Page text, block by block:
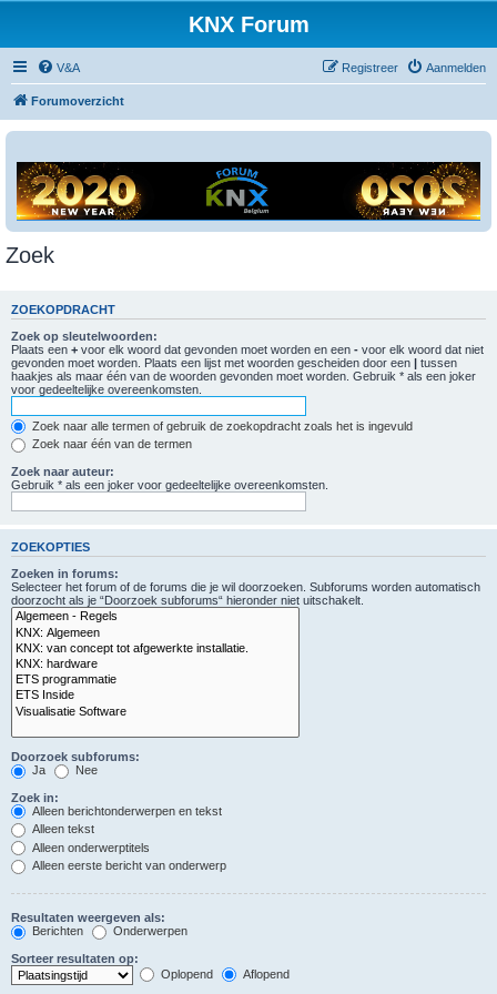
KNX Forum
V&A Aanmelden
Registreer
Forumoverzicht
Zoek
ZOEKOPDRACHT
Zoek op sleutelwoorden:
Plaats een + voor elk woord dat gevonden moet worden en een - voor elk woord dat niet
gevonden moet worden. Plaats een lijst met woorden gescheiden door een | tussen
haakjes als maar één van de woorden gevonden moet worden. Gebruik * als een joker
voor gedeeltelijke overeenkomsten.
Zoek naar alle termen of gebruik de zoekopdracht zoals het is ingevuld
Zoek naar één van de termen
Zoek naar auteur:
Gebruik * als een joker voor gedeeltelijke overeenkomsten.
ZOEKOPTIES
Zoeken in forums:
Selecteer het forum of de forums die je wil doorzoeken. Subforums worden automatisch
doorzocht als je “Doorzoek subforums“ hieronder niet uitschakelt.
Doorzoek subforums:
Ja
Nee
Zoek in:
Alleen berichtonderwerpen en tekst
Alleen tekst
Alleen onderwerptitels
Alleen eerste bericht van onderwerp
Resultaten weergeven als:
Berichten
Onderwerpen
Sorteer resultaten op:
Oplopend
Aflopend